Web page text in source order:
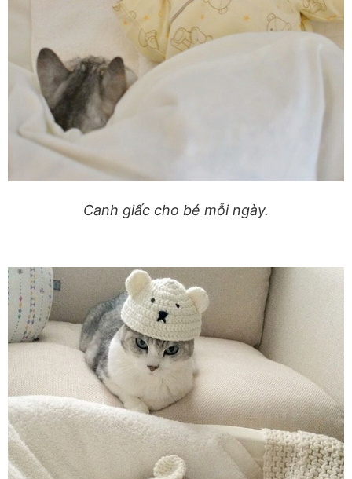
Canh giấc cho bé mỗi ngày.